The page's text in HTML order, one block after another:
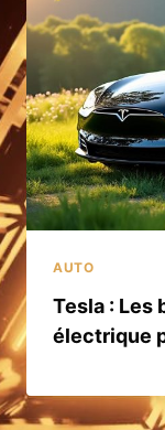
AUTO
Tesla : Les
électrique